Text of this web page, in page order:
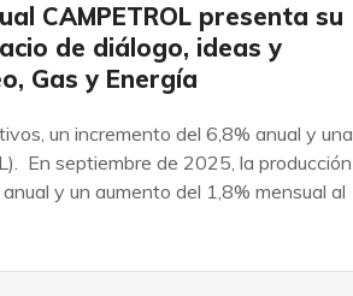
CAMPETROL presenta su
de diálogo, ideas y
Gas y Energía
un incremento del 6,8% anual y una
En septiembre de 2025, la producción
y un aumento del 1,8% mensual al